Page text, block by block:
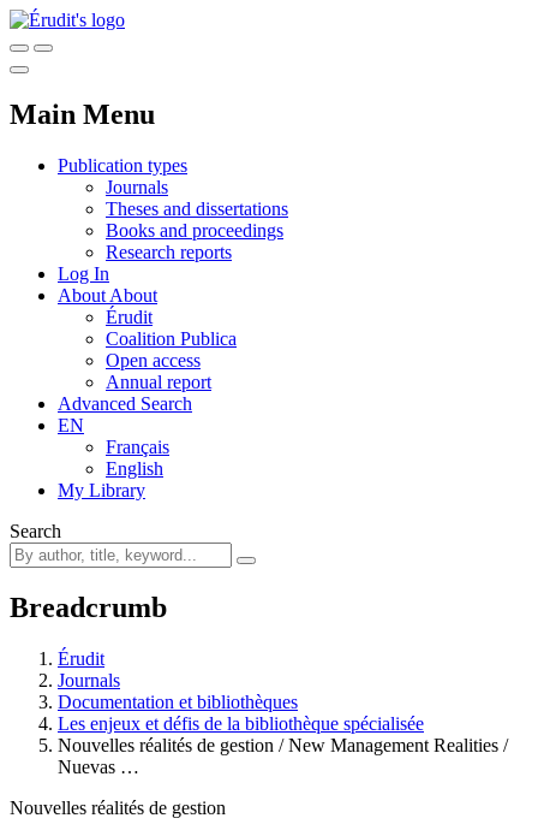
Main Menu
Publication types
Journals
Theses and dissertations
Books and proceedings
Research reports
Log In
About About
Érudit
Coalition Publica
Open access
Annual report
Advanced Search
EN
Français
English
My Library
Search
Breadcrumb
Érudit
Journals
Documentation et bibliothèques
Les enjeux et défis de la bibliothèque spécialisée
Nouvelles réalités de gestion / New Management Realities /
Nuevas …
Nouvelles réalités de gestion